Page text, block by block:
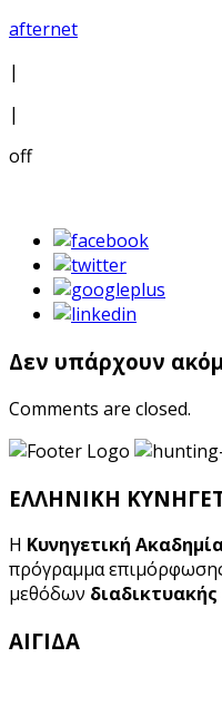
afternet
|
|
off
Δεν υπάρχουν
Comments are closed.
ΕΛΛΗΝΙΚΗ
Η Κυνηγετική
πρόγραμμα
μεθόδων
ΑΙΓΙΔΑ